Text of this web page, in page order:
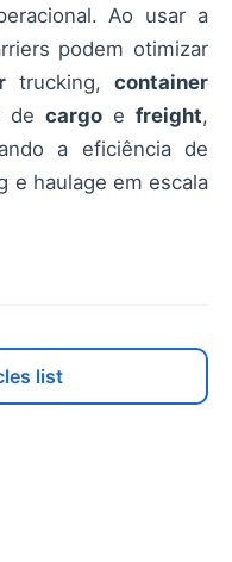
Ao usar a
podem otimizar
trucking, container
de cargo e freight,
a eficiência de
e haulage em escala
list